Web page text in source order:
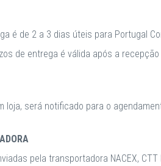
é de 2 a 3 dias úteis para Portugal
de entrega é válida após a
loja, será notificado para o
pela transportadora NACEX,